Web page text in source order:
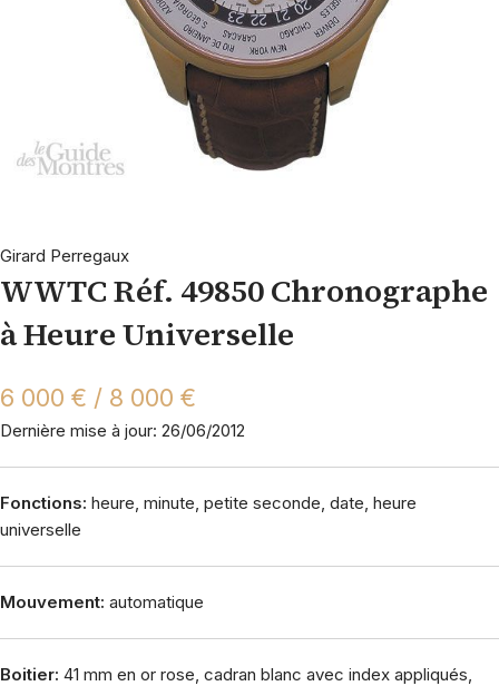
Girard Perregaux
WWTC Réf. 49850 Chronographe
à Heure Universelle
6 000 € / 8 000 €
Dernière mise à jour: 26/06/2012
Fonctions: heure, minute, petite seconde, date, heure
universelle
Mouvement: automatique
Boitier: 41 mm en or rose, cadran blanc avec index appliqués,